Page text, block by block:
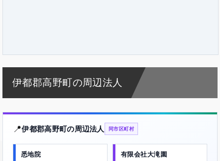
伊都郡高野町の周辺法人
📍伊都郡高野町の周辺法人 同市区町村
悉地院 有限会社大滝園